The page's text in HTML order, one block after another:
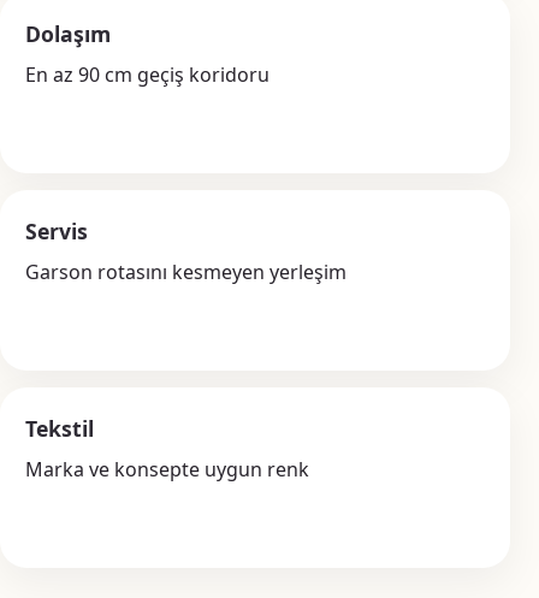
Dolaşım
En az 90 cm geçiş koridoru
Servis
Garson rotasını kesmeyen yerleşim
Tekstil
Marka ve konsepte uygun renk